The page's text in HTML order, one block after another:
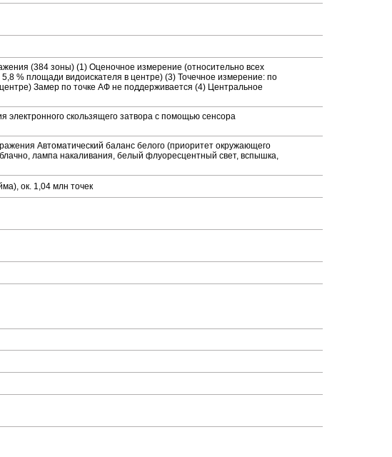
(384 зоны) (1) Оценочное измерение (относительно всех
% площади видоискателя в центре) (3) Точечное измерение: по
Замер по точке АФ не поддерживается (4) Центральное
скользящего затвора с помощью сенсора
Автоматический баланс белого (приоритет окружающего
лампа накаливания, белый флуоресцентный свет, вспышка,
ок. 1,04 млн точек